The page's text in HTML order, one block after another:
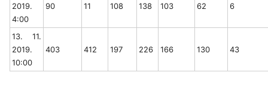
2019.
4:00
90 11 108 138 103 62 6
13. 11.
2019.
10:00
403 412 197 226 166 130 43